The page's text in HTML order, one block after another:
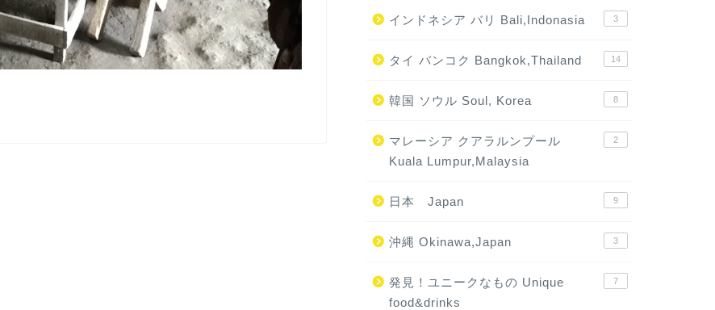
インドネシア バリ Bali,Indonasia 3
タイ バンコク Bangkok,Thailand 14
韓国 ソウル Soul, Korea 8
マレーシア クアラルンプール
Kuala Lumpur,Malaysia
2
日本 Japan 9
沖縄 Okinawa,Japan 3
発見！ユニークなもの Unique
food&drinks
7